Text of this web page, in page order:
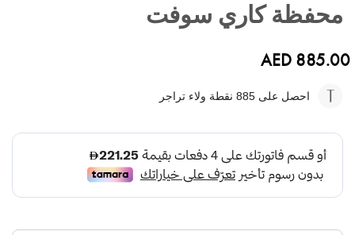
بداية
محفظة كاري سوفت
AED 885.00
احصل على 885 نقطة ولاء تراجر